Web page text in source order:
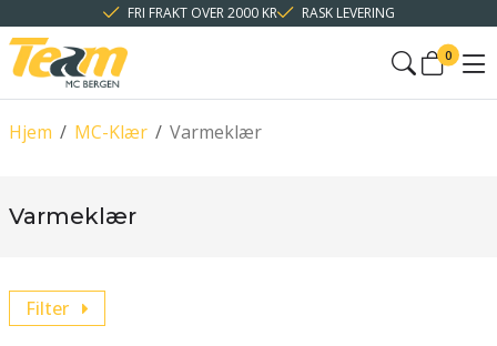
FRI FRAKT OVER 2000 KR RASK LEVERING
0
/
Hjem /
MC-Klær Varmeklær
Varmeklær
Filter